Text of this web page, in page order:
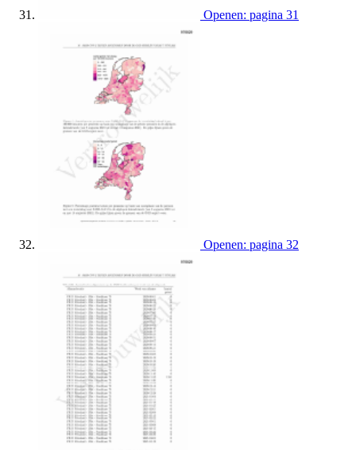
Openen: pagina 31
Openen: pagina 32